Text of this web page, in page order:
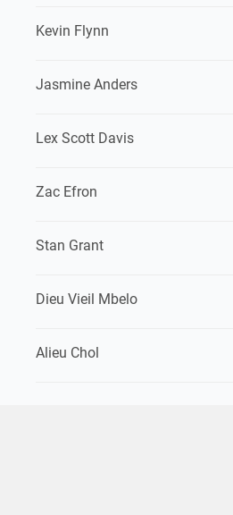
Kevin Flynn
Jasmine Anders
Lex Scott Davis
Zac Efron
Stan Grant
Dieu Vieil Mbelo
Alieu Chol